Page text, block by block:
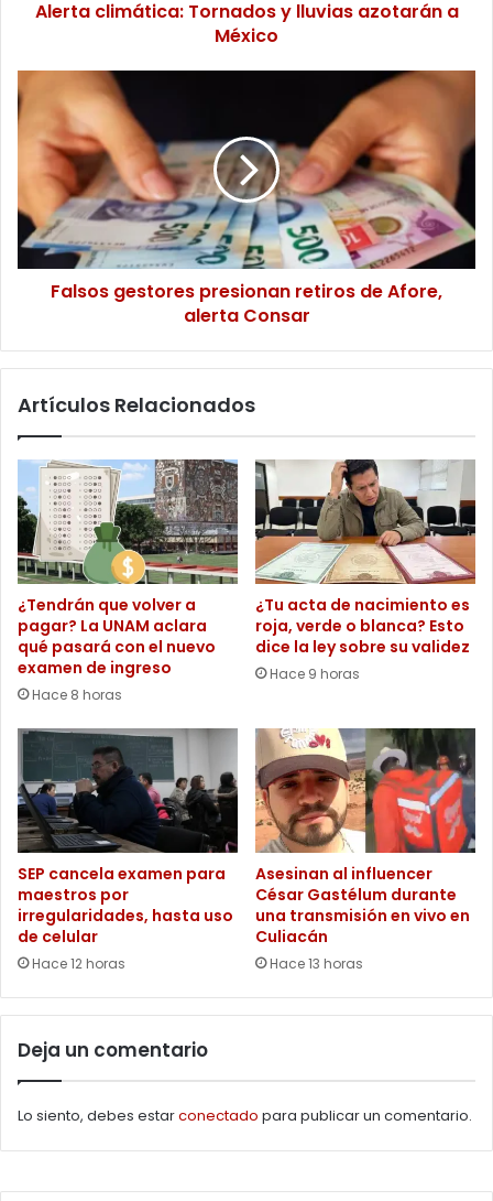
Alerta climática: Tornados y lluvias azotarán a
México
gestores
presionan
retiros
de
alerta
Consar
Falsos gestores presionan retiros de Afore,
alerta Consar
Artículos Relacionados
¿Tendrán que volver a
pagar? La UNAM aclara
qué pasará con el nuevo
examen de ingreso
Hace 8 horas
¿Tu acta de nacimiento es
roja, verde o blanca? Esto
dice la ley sobre su validez
Hace 9 horas
SEP cancela examen para
maestros por
irregularidades, hasta uso
de celular
Hace 12 horas
Asesinan al influencer
César Gastélum durante
una transmisión en vivo en
Culiacán
Hace 13 horas
Deja un comentario
Lo siento, debes estarconectado para publicar un comentario.